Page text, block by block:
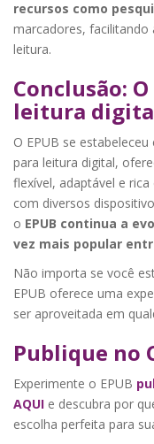
recursos como
marcadores, facilitando
leitura.
Conclusão:
leitura
O EPUB se
para leitura digital,
flexível, adaptável e
com diversos
o EPUB continua a
vez mais popular
Não importa se você
EPUB oferece uma
ser aproveitada em
Publique no
Experimente o EPUB
AQUI e descubra por
escolha perfeita para